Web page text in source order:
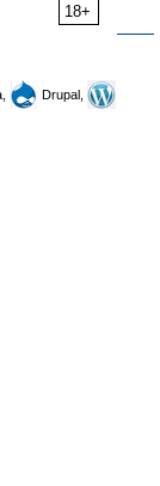
18+
Drupal,